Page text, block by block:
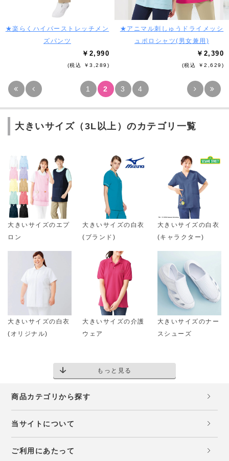
★楽らくハイパーストレッチメン
ズパンツ
￥2,990
(税込 ￥3,289)
★アニマル刺しゅうドライメッシ
ュポロシャツ(男女兼用)
￥2,390
(税込 ￥2,629)
1 2 3 4
大きいサイズ（3L以上）のカテゴリ一覧
大きいサイズのエプ
ロン
大きいサイズの白衣
(ブランド)
大きいサイズの白衣
(キャラクター)
大きいサイズの白衣
(オリジナル)
大きいサイズの介護
ウェア
大きいサイズのナー
スシューズ
もっと見る
商品カテゴリから探す
当サイトについて
ご利用にあたって